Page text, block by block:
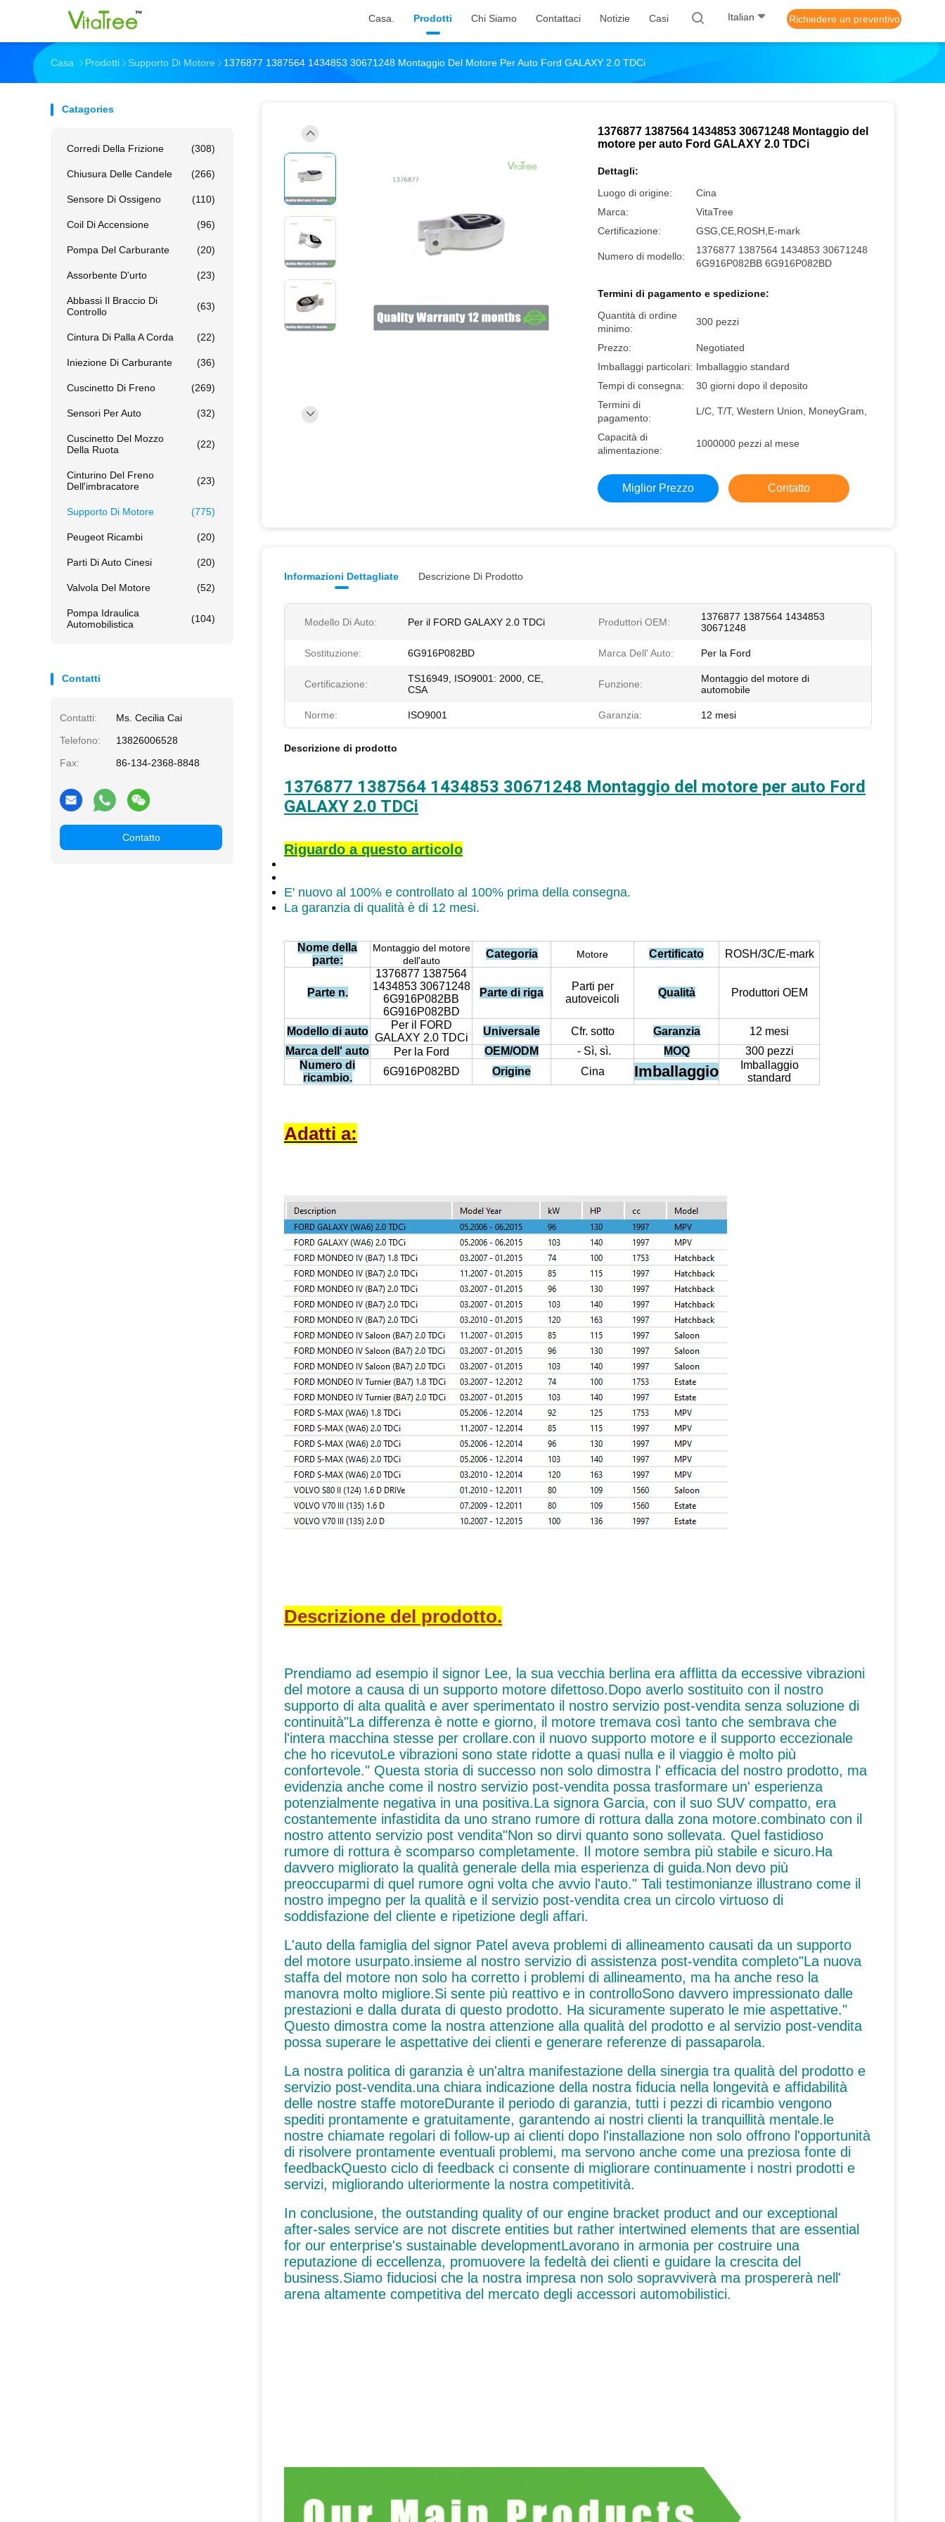
Casa. Prodotti Chi Siamo Contattaci Notizie Casi Italian Richiedere un preventivo
Casa Prodotti Supporto Di Motore 1376877 1387564 1434853 30671248 Montaggio Del Motore Per Auto Ford GALAXY 2.0 TDCi
Catagories
Corredi Della Frizione (308)
Chiusura Delle Candele (266)
Sensore Di Ossigeno (110)
Coil Di Accensione (96)
Pompa Del Carburante (20)
Assorbente D'urto (23)
Abbassi Il Braccio Di
Controllo
(63)
Cintura Di Palla A Corda (22)
Iniezione Di Carburante (36)
Cuscinetto Di Freno (269)
Sensori Per Auto (32)
Cuscinetto Del Mozzo
Della Ruota
(22)
Cinturino Del Freno
Dell'imbracatore
(23)
Supporto Di Motore (775)
Peugeot Ricambi (20)
Parti Di Auto Cinesi (20)
Valvola Del Motore (52)
Pompa Idraulica
Automobilistica
(104)
Contatti
Contatti:
Ms. Cecilia Cai
Telefono:
13826006528
Fax:
86-134-2368-8848
Contatto
1376877 1387564 1434853 30671248 Montaggio del
motore per auto Ford GALAXY 2.0 TDCi
Dettagli:
Luogo di origine:
Cina
Marca:
VitaTree
Certificazione:
GSG,CE,ROSH,E-mark
Numero di modello:
1376877 1387564 1434853 30671248
6G916P082BB 6G916P082BD
Termini di pagamento e spedizione:
Quantità di ordine
minimo:
300 pezzi
Prezzo:
Negotiated
Imballaggi particolari: Imballaggio standard
Tempi di consegna:
30 giorni dopo il deposito
Termini di
pagamento:
L/C, T/T, Western Union, MoneyGram,
Capacità di
alimentazione:
1000000 pezzi al mese
Miglior Prezzo Contatto
Informazioni Dettagliate Descrizione Di Prodotto
Modello Di Auto: Per il FORD GALAXY 2.0 TDCi Produttori OEM:
1376877 1387564 1434853
30671248
Sostituzione: 6G916P082BD Marca Dell' Auto: Per la Ford
Certificazione:
TS16949, ISO9001: 2000, CE,
CSA
Funzione:
Montaggio del motore di
automobile
Norme: ISO9001 Garanzia: 12 mesi
Descrizione di prodotto
1376877 1387564 1434853 30671248 Montaggio del motore per auto Ford
GALAXY 2.0 TDCi
Riguardo a questo articolo
E' nuovo al 100% e controllato al 100% prima della consegna.
La garanzia di qualità è di 12 mesi.
Nome della
parte:
Montaggio del motore
dell'auto
Categoria Motore Certificato ROSH/3C/E-mark
Parte n.
1376877 1387564
1434853 30671248
6G916P082BB
6G916P082BD
Parte di riga
Parti per
autoveicoli
Qualità Produttori OEM
Modello di auto
Per il FORD
GALAXY 2.0 TDCi
Universale Cfr. sotto Garanzia
12 mesi
Marca dell' auto
Per la Ford OEM/ODM - Sì, sì. MOQ
300 pezzi
Numero di
ricambio.
6G916P082BD Origine Cina Imballaggio
Imballaggio
standard
Adatti a:
Descrizione del prodotto.
Prendiamo ad esempio il signor Lee, la sua vecchia berlina era afflitta da eccessive vibrazioni
del motore a causa di un supporto motore difettoso.Dopo averlo sostituito con il nostro
supporto di alta qualità e aver sperimentato il nostro servizio post-vendita senza soluzione di
continuità"La differenza è notte e giorno, il motore tremava così tanto che sembrava che
l'intera macchina stesse per crollare.con il nuovo supporto motore e il supporto eccezionale
che ho ricevutoLe vibrazioni sono state ridotte a quasi nulla e il viaggio è molto più
confortevole." Questa storia di successo non solo dimostra l' efficacia del nostro prodotto, ma
evidenzia anche come il nostro servizio post-vendita possa trasformare un' esperienza
potenzialmente negativa in una positiva.La signora Garcia, con il suo SUV compatto, era
costantemente infastidita da uno strano rumore di rottura dalla zona motore.combinato con il
nostro attento servizio post vendita"Non so dirvi quanto sono sollevata. Quel fastidioso
rumore di rottura è scomparso completamente. Il motore sembra più stabile e sicuro.Ha
davvero migliorato la qualità generale della mia esperienza di guida.Non devo più
preoccuparmi di quel rumore ogni volta che avvio l'auto." Tali testimonianze illustrano come il
nostro impegno per la qualità e il servizio post-vendita crea un circolo virtuoso di
soddisfazione del cliente e ripetizione degli affari.
L'auto della famiglia del signor Patel aveva problemi di allineamento causati da un supporto
del motore usurpato.insieme al nostro servizio di assistenza post-vendita completo"La nuova
staffa del motore non solo ha corretto i problemi di allineamento, ma ha anche reso la
manovra molto migliore.Si sente più reattivo e in controlloSono davvero impressionato dalle
prestazioni e dalla durata di questo prodotto. Ha sicuramente superato le mie aspettative."
Questo dimostra come la nostra attenzione alla qualità del prodotto e al servizio post-vendita
possa superare le aspettative dei clienti e generare referenze di passaparola.
La nostra politica di garanzia è un'altra manifestazione della sinergia tra qualità del prodotto e
servizio post-vendita.una chiara indicazione della nostra fiducia nella longevità e affidabilità
delle nostre staffe motoreDurante il periodo di garanzia, tutti i pezzi di ricambio vengono
spediti prontamente e gratuitamente, garantendo ai nostri clienti la tranquillità mentale.le
nostre chiamate regolari di follow-up ai clienti dopo l'installazione non solo offrono l'opportunità
di risolvere prontamente eventuali problemi, ma servono anche come una preziosa fonte di
feedbackQuesto ciclo di feedback ci consente di migliorare continuamente i nostri prodotti e
servizi, migliorando ulteriormente la nostra competitività.
In conclusione, the outstanding quality of our engine bracket product and our exceptional
after-sales service are not discrete entities but rather intertwined elements that are essential
for our enterprise's sustainable developmentLavorano in armonia per costruire una
reputazione di eccellenza, promuovere la fedeltà dei clienti e guidare la crescita del
business.Siamo fiduciosi che la nostra impresa non solo sopravviverà ma prospererà nell'
arena altamente competitiva del mercato degli accessori automobilistici.